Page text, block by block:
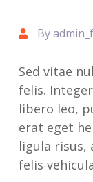
By
Sed vitae
felis.
libero leo,
erat eget
ligula risus,
felis